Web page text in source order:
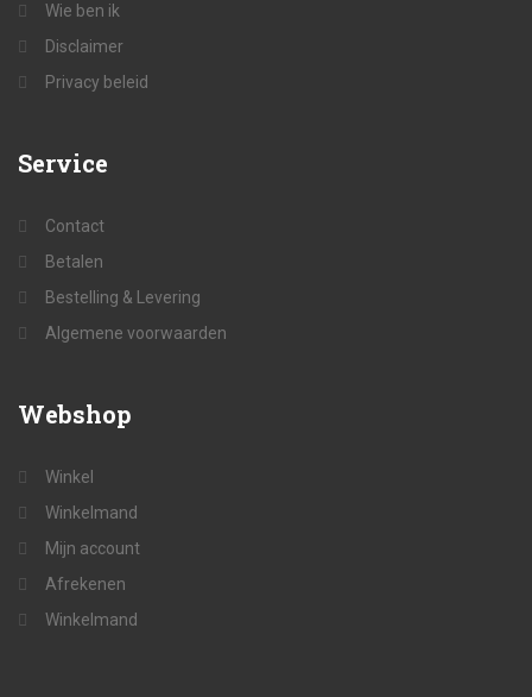
Wie ben ik
Disclaimer
Privacy beleid
Service
Contact
Betalen
Bestelling & Levering
Algemene voorwaarden
Webshop
Winkel
Winkelmand
Mijn account
Afrekenen
Winkelmand